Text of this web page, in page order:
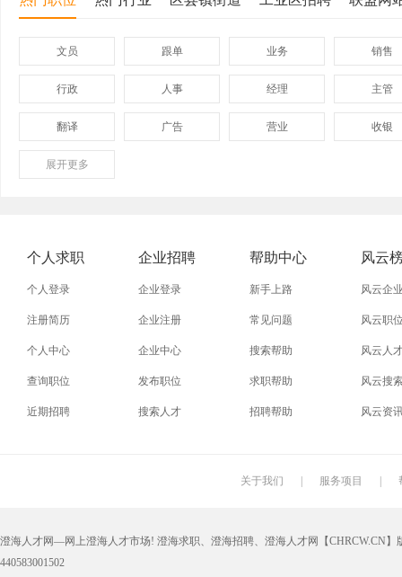
文员 跟单 业务 销售
行政 人事 经理 主管
翻译 广告 营业 收银
保险
展开更多
个人求职
个人登录
注册简历
个人中心
查询职位
近期招聘
企业招聘
企业登录
企业注册
企业中心
发布职位
搜索人才
帮助中心
新手上路
常见问题
搜索帮助
求职帮助
招聘帮助
风云
风云企
风云职
风云人
风云搜
风云资
关于我们 服务项目
澄海人才网—网上澄海人才市场! 澄海求职、澄海招聘、澄海人才网【CHRCW.CN
440583001502